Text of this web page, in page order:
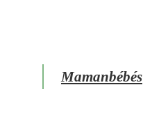
Mamanbébés